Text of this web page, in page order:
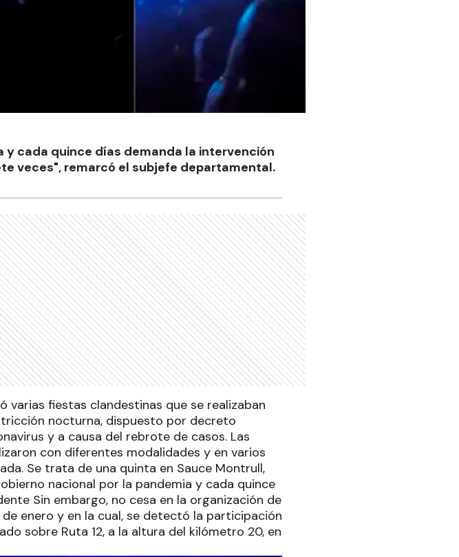
cada quince días demanda la intervención
veces", remarcó el subjefe departamental.
varias fiestas clandestinas que se realizaban
nocturna, dispuesto por decreto
y a causa del rebrote de casos. Las
con diferentes modalidades y en varios
Se trata de una quinta en Sauce Montrull,
nacional por la pandemia y cada quince
Sin embargo, no cesa en la organización de
enero y en la cual, se detectó la participación
sobre Ruta 12, a la altura del kilómetro 20, en